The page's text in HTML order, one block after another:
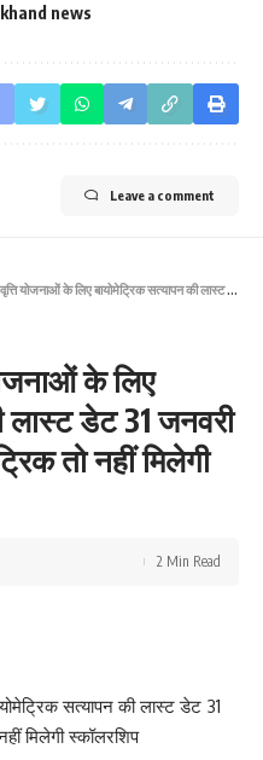
news
Leave a comment
बायोमेट्रिक सत्यापन की लास्ट डेट 31 जनवरी अगर नहीं कराया बायोमेट्रिक तो नहीं मिलेगी स्कॉलरशिप
के लिए
लास्ट डेट 31 जनवरी
तो नहीं मिलेगी
2 Min Read
सत्यापन की लास्ट डेट 31
मिलेगी स्कॉलरशिप